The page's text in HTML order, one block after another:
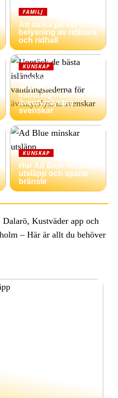
FAMILJ
Att tänka på vid
belysning av ridbana
och ridhall
KUNSKAP
Upptäck de bästa
isländska
vandringslederna för
äventyrslystna
svenskar
KUNSKAP
Hur Ad Blue minskar
utsläpp och sparar
bränsle
Kustväder app och
– Här är allt du behöver